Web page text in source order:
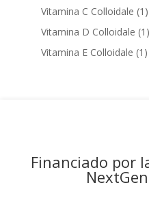
Vitamina C Colloidale 1 1
Vitamina D Colloidale 1 1
Vitamina E Colloidale 1 1
Financiado por